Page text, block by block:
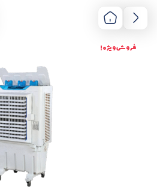
فروش ویژه !